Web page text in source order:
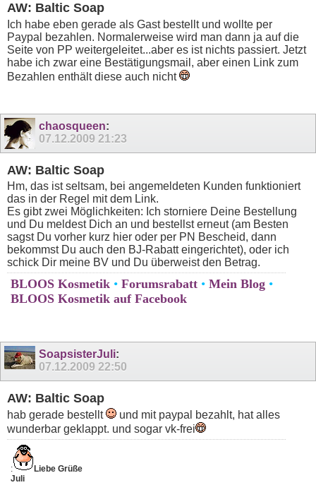
AW: Baltic Soap
Ich habe eben gerade als Gast bestellt und wollte per
Paypal bezahlen. Normalerweise wird man dann ja auf die
Seite von PP weitergeleitet...aber es ist nichts passiert. Jetzt
habe ich zwar eine Bestätigungsmail, aber einen Link zum
Bezahlen enthält diese auch nicht
chaosqueen:
07.12.2009 21:23
AW: Baltic Soap
Hm, das ist seltsam, bei angemeldeten Kunden funktioniert
das in der Regel mit dem Link.
Es gibt zwei Möglichkeiten: Ich storniere Deine Bestellung
und Du meldest Dich an und bestellst erneut (am Besten
sagst Du vorher kurz hier oder per PN Bescheid, dann
bekommst Du auch den BJ-Rabatt eingerichtet), oder ich
schick Dir meine BV und Du überweist den Betrag.
BLOOS Kosmetik • Forumsrabatt • Mein Blog •
BLOOS Kosmetik auf Facebook
SoapsisterJuli:
07.12.2009 22:50
AW: Baltic Soap
hab gerade bestellt
und mit paypal bezahlt, hat alles
wunderbar geklappt. und sogar vk-frei
:
Liebe Grüße
Juli